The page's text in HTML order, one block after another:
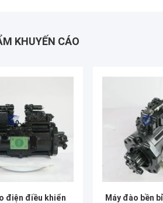
KHUYẾN CÁO
điện điều khiển
Máy đào bền